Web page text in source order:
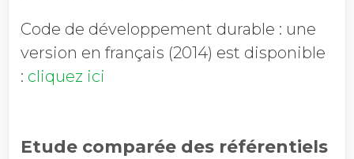
Code de développement durable : une
version en français (2014) est disponible
: cliquez ici
Etude comparée des référentiels